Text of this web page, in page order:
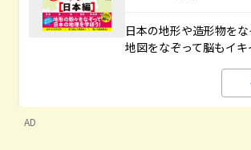
日本の地形や造形物を
地図をなぞって脳もイキ
AD